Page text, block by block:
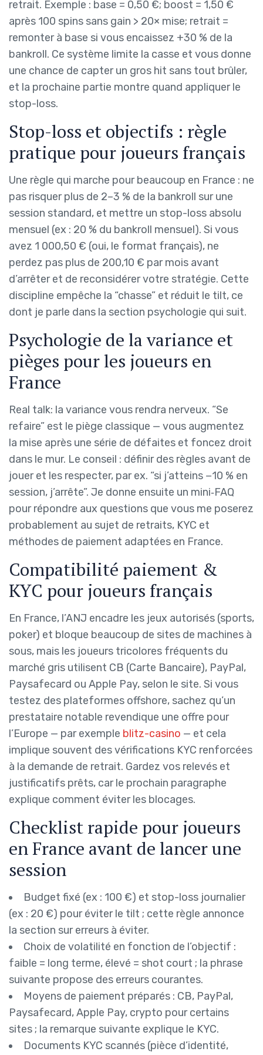
retrait. Exemple : base = 0,50 €; boost = 1,50 €
après 100 spins sans gain > 20× mise; retrait =
remonter à base si vous encaissez +30 % de la
bankroll. Ce système limite la casse et vous donne
une chance de capter un gros hit sans tout brûler,
et la prochaine partie montre quand appliquer le
stop-loss.
Stop-loss et objectifs : règle
pratique pour joueurs français
Une règle qui marche pour beaucoup en France : ne
pas risquer plus de 2–3 % de la bankroll sur une
session standard, et mettre un stop-loss absolu
mensuel (ex : 20 % du bankroll mensuel). Si vous
avez 1 000,50 € (oui, le format français), ne
perdez pas plus de 200,10 € par mois avant
d’arrêter et de reconsidérer votre stratégie. Cette
discipline empêche la “chasse” et réduit le tilt, ce
dont je parle dans la section psychologie qui suit.
Psychologie de la variance et
pièges pour les joueurs en
France
Real talk: la variance vous rendra nerveux. “Se
refaire” est le piège classique — vous augmentez
la mise après une série de défaites et foncez droit
dans le mur. Le conseil : définir des règles avant de
jouer et les respecter, par ex. “si j’atteins −10 % en
session, j’arrête”. Je donne ensuite un mini‑FAQ
pour répondre aux questions que vous me poserez
probablement au sujet de retraits, KYC et
méthodes de paiement adaptées en France.
Compatibilité paiement &
KYC pour joueurs français
En France, l’ANJ encadre les jeux autorisés (sports,
poker) et bloque beaucoup de sites de machines à
sous, mais les joueurs tricolores fréquents du
marché gris utilisent CB (Carte Bancaire), PayPal,
Paysafecard ou Apple Pay, selon le site. Si vous
testez des plateformes offshore, sachez qu’un
prestataire notable revendique une offre pour
l’Europe — par exemple blitz-casino — et cela
implique souvent des vérifications KYC renforcées
à la demande de retrait. Gardez vos relevés et
justificatifs prêts, car le prochain paragraphe
explique comment éviter les blocages.
Checklist rapide pour joueurs
en France avant de lancer une
session
Budget fixé (ex : 100 €) et stop-loss journalier
(ex : 20 €) pour éviter le tilt ; cette règle annonce
la section sur erreurs à éviter.
Choix de volatilité en fonction de l’objectif :
faible = long terme, élevé = shot court ; la phrase
suivante propose des erreurs courantes.
Moyens de paiement préparés : CB, PayPal,
Paysafecard, Apple Pay, crypto pour certains
sites ; la remarque suivante explique le KYC.
Documents KYC scannés (pièce d’identité,